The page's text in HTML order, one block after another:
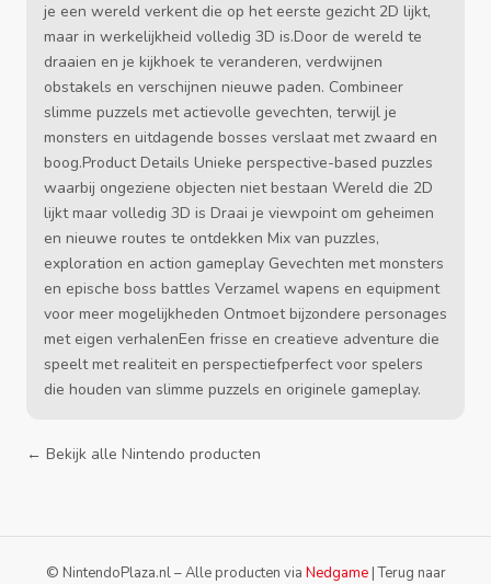
je een wereld verkent die op het eerste gezicht 2D lijkt,
maar in werkelijkheid volledig 3D is.Door de wereld te
draaien en je kijkhoek te veranderen, verdwijnen
obstakels en verschijnen nieuwe paden. Combineer
slimme puzzels met actievolle gevechten, terwijl je
monsters en uitdagende bosses verslaat met zwaard en
boog.Product Details Unieke perspective-based puzzles
waarbij ongeziene objecten niet bestaan Wereld die 2D
lijkt maar volledig 3D is Draai je viewpoint om geheimen
en nieuwe routes te ontdekken Mix van puzzles,
exploration en action gameplay Gevechten met monsters
en epische boss battles Verzamel wapens en equipment
voor meer mogelijkheden Ontmoet bijzondere personages
met eigen verhalenEen frisse en creatieve adventure die
speelt met realiteit en perspectiefperfect voor spelers
die houden van slimme puzzels en originele gameplay.
← Bekijk alle Nintendo producten
© NintendoPlaza.nl – Alle producten via Nedgame|Terug naar